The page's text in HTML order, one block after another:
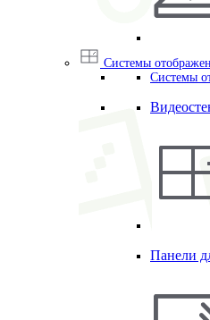
Системы
Системы
Панели